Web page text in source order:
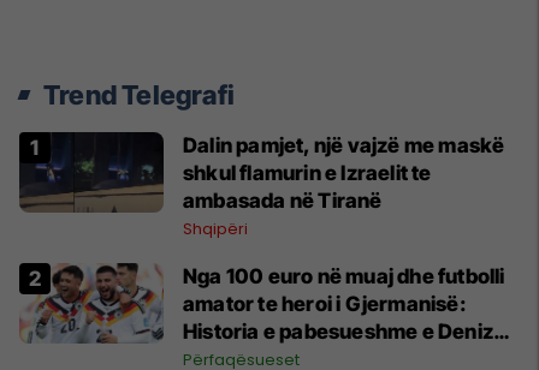
Trend Telegrafi
Dalin pamjet, një vajzë me maskë
shkul flamurin e Izraelit te
ambasada në Tiranë
Shqipëri
Nga 100 euro në muaj dhe futbolli
amator te heroi i Gjermanisë:
Historia e pabesueshme e Deniz
Undav që refuzoi të dorëzohej
Përfaqësueset